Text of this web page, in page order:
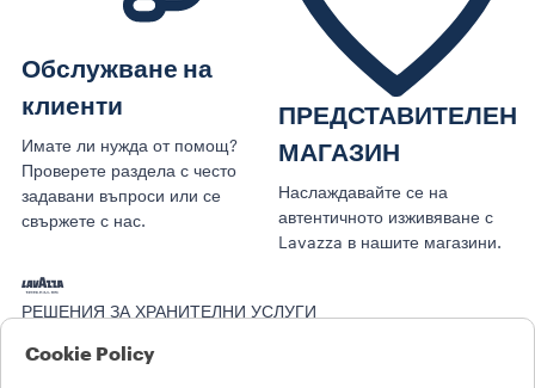
Обслужване на
клиенти
Имате ли нужда от помощ?
Проверете раздела с често
задавани въпроси или се
свържете с нас.
ПРЕДСТАВИТЕЛЕН
МАГАЗИН
Наслаждавайте се на
автентичното изживяване с
Lavazza в нашите магазини.
РЕШЕНИЯ ЗА ХРАНИТЕЛНИ УСЛУГИ
Преглеждане на цялото оборудване
Cookie Policy